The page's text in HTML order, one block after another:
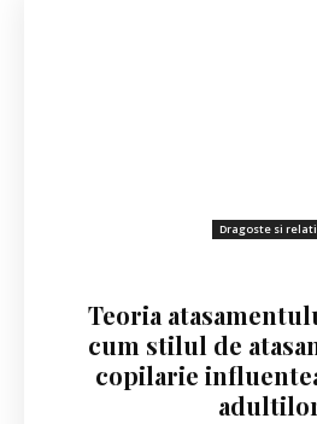
Dragoste si
Teoria
cum stilul de
copilarie